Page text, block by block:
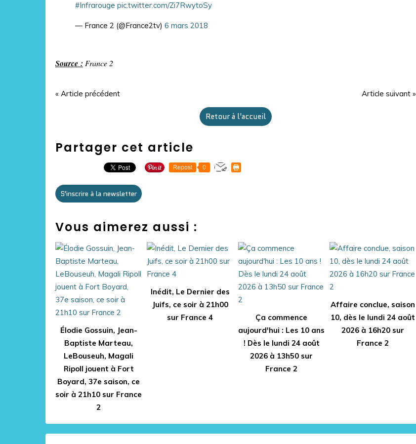
#Infrarouge pic.twitter.com/Zi7RwytoSy
— France 2 (@France2tv) 6 mars 2018
Source : France 2
« Article précédent Article suivant »
Retour à l'accueil
Partager cet article
Repost 0
S'inscrire à la newsletter
Vous aimerez aussi :
Élodie Gossuin, Jean-
Baptiste Marteau,
LeBouseuh, Magali
Ripoll jouent à Fort
Boyard, 37e saison, ce
soir à 21h10 sur France
2
Inédit, Le Dernier des
Juifs, ce soir à 21h00
sur France 4
Ça commence
aujourd'hui : Les 10 ans
! Dès le lundi 24 août
2026 à 13h50 sur
France 2
Affaire conclue, saison
10, dès le lundi 24 août
2026 à 16h20 sur
France 2